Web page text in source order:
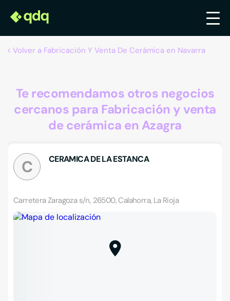
Volver a Fabricación Y Venta De Cerámica en Navarra
Te recomendamos otros negocios
cercanos para Fabricación y venta
de cerámica en Azagra
C CERAMICA DE LA ESTANCA
Carretera Zaragoza s/n, 26500, Calahorra, La Rioja